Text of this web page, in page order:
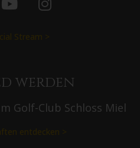
Stream >
werden
Golf-Club Schloss Miel
entdecken >